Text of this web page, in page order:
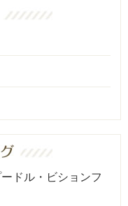
ドル・ビションフ